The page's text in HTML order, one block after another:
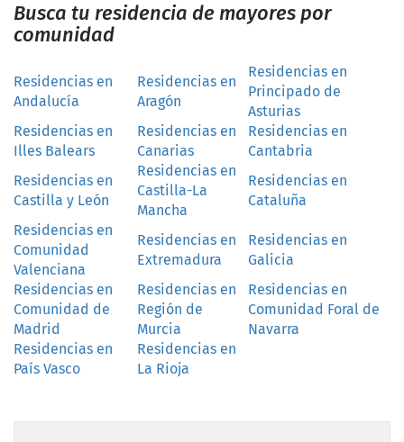
Busca tu residencia de mayores por
comunidad
Residencias en
Andalucía
Residencias en
Aragón
Residencias en
Principado de
Asturias
Residencias en
Illes Balears
Residencias en
Canarias
Residencias en
Cantabria
Residencias en
Castilla y León
Residencias en
Castilla-La
Mancha
Residencias en
Cataluña
Residencias en
Comunidad
Valenciana
Residencias en
Extremadura
Residencias en
Galicia
Residencias en
Comunidad de
Madrid
Residencias en
Región de
Murcia
Residencias en
Comunidad Foral de
Navarra
Residencias en
País Vasco
Residencias en
La Rioja